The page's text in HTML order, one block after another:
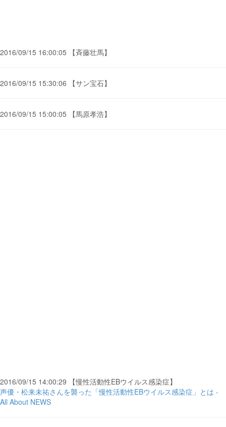
2016/09/15 16:00:05 【斉藤壮馬】
2016/09/15 15:30:06 【サン宝石】
2016/09/15 15:00:05 【馬原孝浩】
2016/09/15 14:00:29 【慢性活動性EBウイルス感染症】
声優・松来未祐さんを襲った「慢性活動性EBウイルス感染症」とは -
All About NEWS